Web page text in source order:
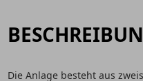
Die Anlage besteht aus